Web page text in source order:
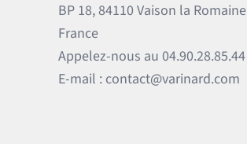
BP 18, 84110 Vaison la Romaine
France
Appelez-nous au 04.90.28.85.44
E-mail : contact@varinard.com